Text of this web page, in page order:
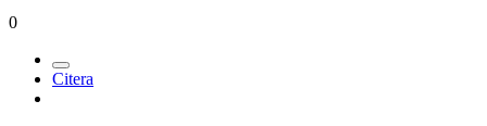
0
Citera